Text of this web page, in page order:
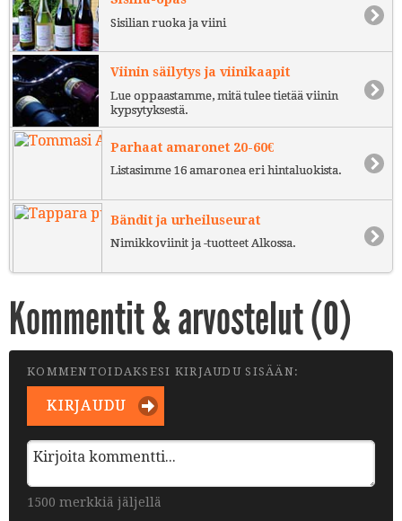
Sisilian ruoka ja viini
Viinin säilytys ja viinikaapit
Lue oppaastamme, mitä tulee tietää viinin
kypsytyksestä.
Parhaat amaronet 20-60€
Listasimme 16 amaronea eri hintaluokista.
Bändit ja urheiluseurat
Nimikkoviinit ja -tuotteet Alkossa.
Kommentit & arvostelut (0)
KOMMENTOIDAKSESI KIRJAUDU SISÄÄN:
KIRJAUDU
1500 merkkiä jäljellä